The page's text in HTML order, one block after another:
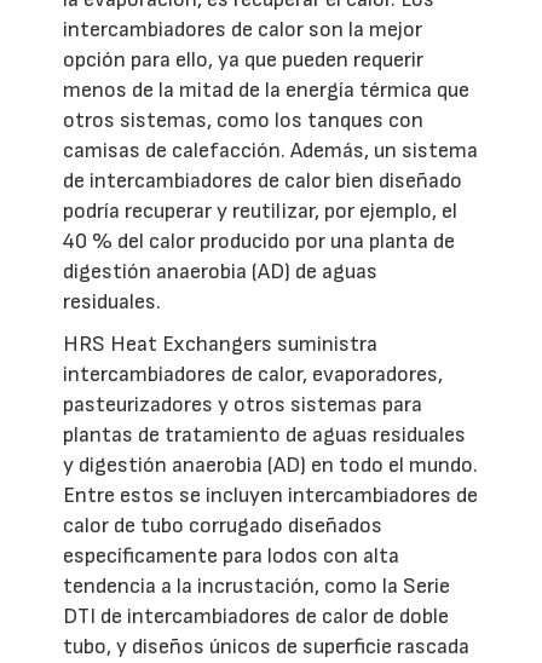
intercambiadores de calor son la mejor
opción para ello, ya que pueden requerir
menos de la mitad de la energía térmica que
otros sistemas, como los tanques con
camisas de calefacción. Además, un sistema
de intercambiadores de calor bien diseñado
podría recuperar y reutilizar, por ejemplo, el
40 % del calor producido por una planta de
digestión anaerobia (AD) de aguas
residuales.
HRS Heat Exchangers suministra
intercambiadores de calor, evaporadores,
pasteurizadores y otros sistemas para
plantas de tratamiento de aguas residuales
y digestión anaerobia (AD) en todo el mundo.
Entre estos se incluyen intercambiadores de
calor de tubo corrugado diseñados
específicamente para lodos con alta
tendencia a la incrustación, como la Serie
DTI de intercambiadores de calor de doble
tubo, y diseños únicos de superficie rascada